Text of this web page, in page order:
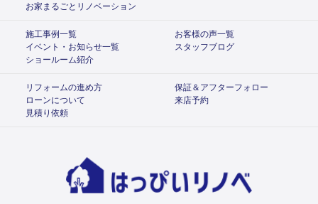
お家まるごとリノベーション
施工事例一覧
お客様の声一覧
イベント・お知らせ一覧
スタッフブログ
ショールーム紹介
リフォームの進め方
保証＆アフターフォロー
ローンについて
来店予約
見積り依頼